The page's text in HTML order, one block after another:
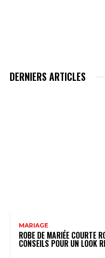
DERNIERS ARTICLES
MARIAGE
ROBE DE MARIÉE COURTE
CONSEILS POUR UN LOOK